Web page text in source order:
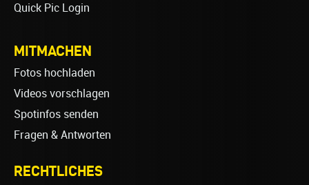
Quick Pic Login
MITMACHEN
Fotos hochladen
Videos vorschlagen
Spotinfos senden
Fragen & Antworten
RECHTLICHES